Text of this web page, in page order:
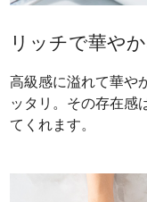
リッチで華や
高級感に溢れて華や
ッタリ。その存在感
てくれます。